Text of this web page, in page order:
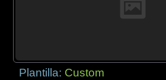
Plantilla: Custom